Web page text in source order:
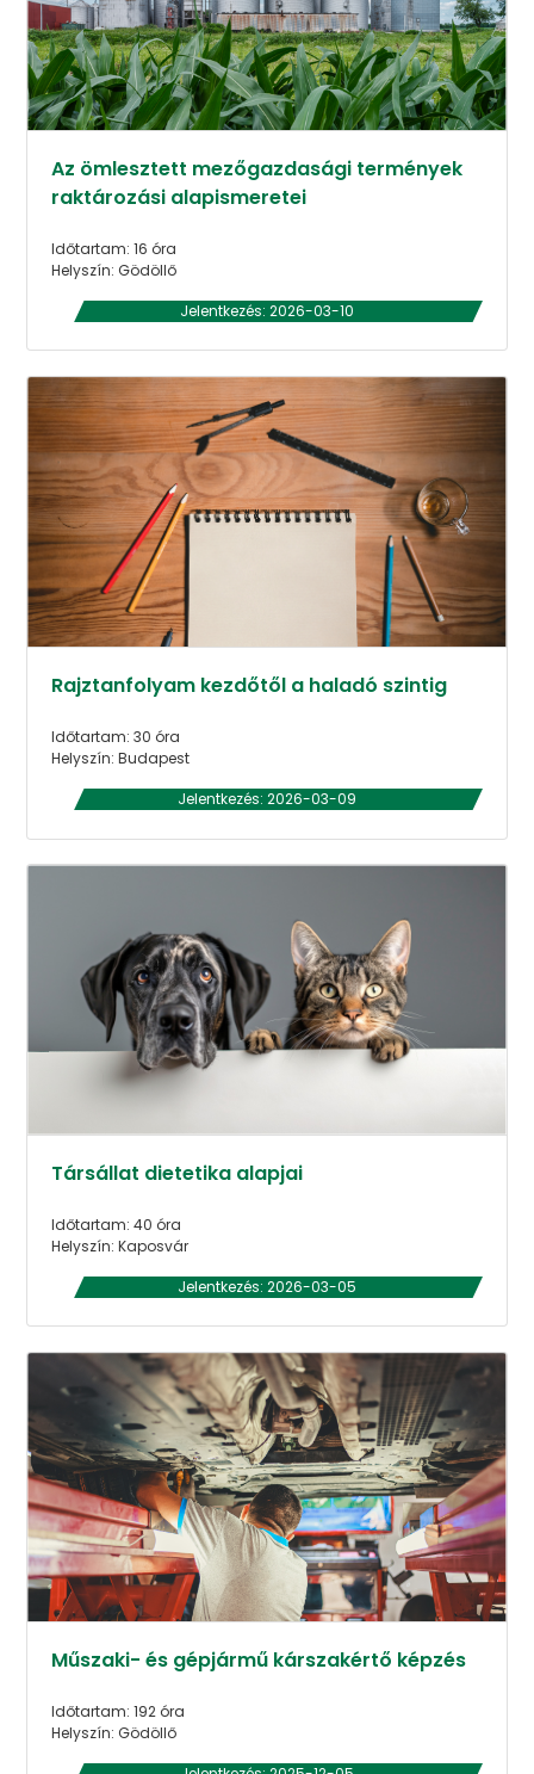
Az ömlesztett mezőgazdasági termények
raktározási alapismeretei
Időtartam: 16 óra
Helyszín: Gödöllő
Jelentkezés: 2026-03-10
Rajztanfolyam kezdőtől a haladó szintig
Időtartam: 30 óra
Helyszín: Budapest
Jelentkezés: 2026-03-09
Társállat dietetika alapjai
Időtartam: 40 óra
Helyszín: Kaposvár
Jelentkezés: 2026-03-05
Műszaki- és gépjármű kárszakértő képzés
Időtartam: 192 óra
Helyszín: Gödöllő